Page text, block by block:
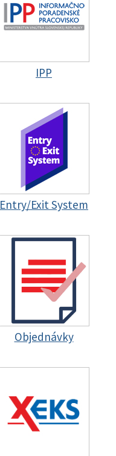
IPP
Entry/Exit System
Objednávky